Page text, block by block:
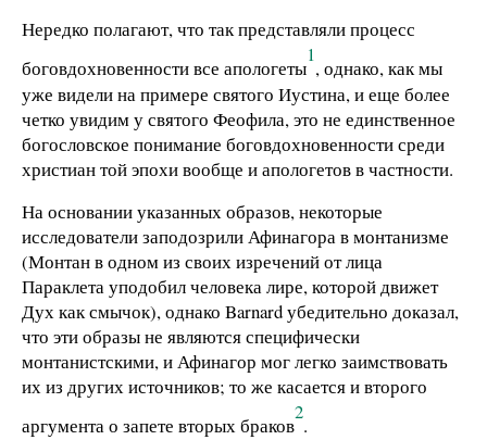
Нередко полагают, что так представляли процесс
боговдохновенности все апологеты
1
, однако, как мы
уже видели на примере святого Иустина, и еще более
четко увидим у святого Феофила, это не единственное
богословское понимание боговдохновенности среди
христиан той эпохи вообще и апологетов в частности.
На основании указанных образов, некоторые
исследователи заподозрили Афинагора в монтанизме
(Монтан в одном из своих изречений от лица
Параклета уподобил человека лире, которой движет
Дух как смычок), однако Barnard убедительно доказал,
что эти образы не являются специфически
монтанистскими, и Афинагор мог легко заимствовать
их из других источников; то же касается и второго
аргумента о запете вторых браков
2
.